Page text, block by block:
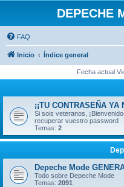
DEPECHE
FAQ
Inicio Índice general
Fecha actual
¡¡TU CONTRASEÑA
Si sois veteranos,
recuperar vuestro password
Temas: 2
Depeche Mode
Todo sobre Depeche Mode
Temas: 2091